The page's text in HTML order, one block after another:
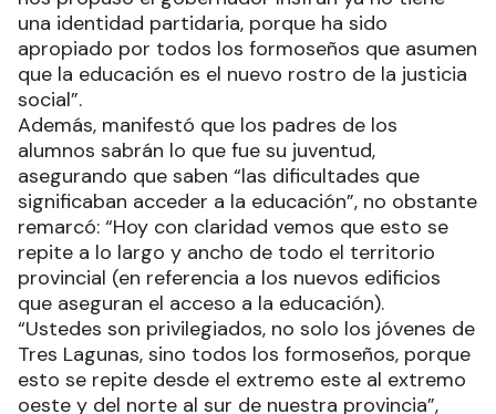
una identidad partidaria, porque ha sido
apropiado por todos los formoseños que asumen
que la educación es el nuevo rostro de la justicia
social”.
Además, manifestó que los padres de los
alumnos sabrán lo que fue su juventud,
asegurando que saben “las dificultades que
significaban acceder a la educación”, no obstante
remarcó: “Hoy con claridad vemos que esto se
repite a lo largo y ancho de todo el territorio
provincial (en referencia a los nuevos edificios
que aseguran el acceso a la educación).
“Ustedes son privilegiados, no solo los jóvenes de
Tres Lagunas, sino todos los formoseños, porque
esto se repite desde el extremo este al extremo
oeste y del norte al sur de nuestra provincia”,